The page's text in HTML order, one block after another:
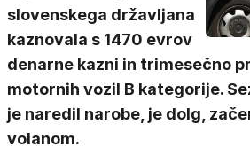
slovenskega državljana
kaznovala s 1470 evrov
denarne kazni in trimesečno
motornih vozil B kategorije.
je naredil narobe, je dolg,
volanom.